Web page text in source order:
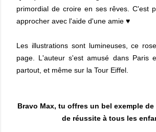
primordial de croire en ses rêves. C'est
approcher avec l'aide d'une amie ♥
Les illustrations sont lumineuses, ce
page. L'auteur s'est amusé dans Paris
partout, et même sur la Tour Eiffel.
Bravo Max, tu offres un bel exemple
de réussite à tous les